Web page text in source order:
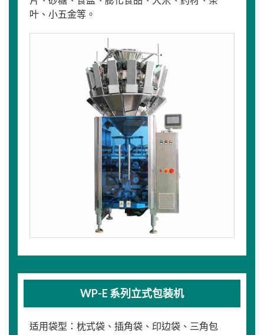
叶、小五金等。
WP-E 系列立式包装机
适用袋型：枕式袋、插角袋、印边袋、三角包